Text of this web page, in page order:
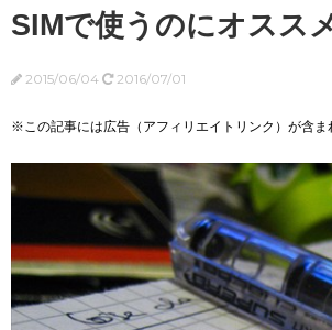
SIMで使うのにオスス
2015/06/04 2016/07/01
※この記事には広告（アフィリエイトリンク）が含ま